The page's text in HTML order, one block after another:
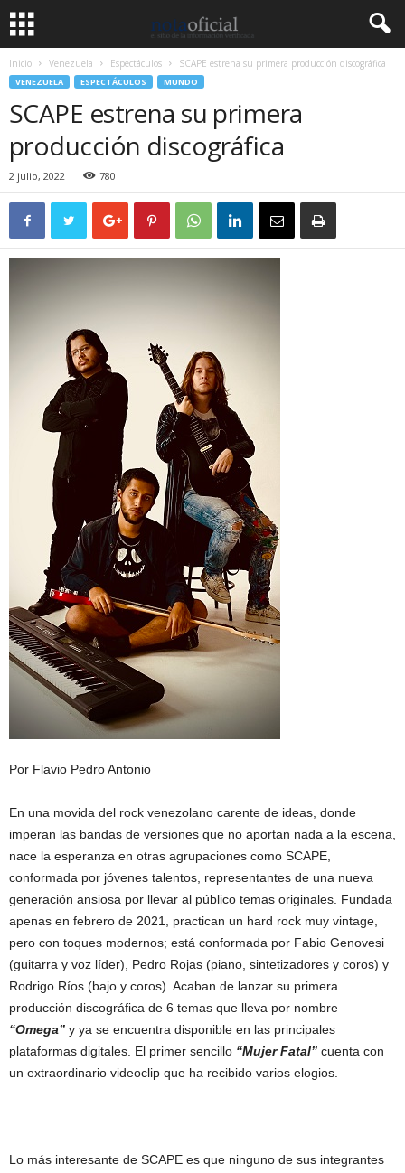
Inicio Venezuela Espectáculos SCAPE estrena su primera producción discográfica
VENEZUELA ESPECTÁCULOS MUNDO
SCAPE estrena su primera
producción discográfica
2 julio, 2022 780
Por Flavio Pedro Antonio
En una movida del rock venezolano carente de ideas, donde
imperan las bandas de versiones que no aportan nada a la escena,
nace la esperanza en otras agrupaciones como SCAPE,
conformada por jóvenes talentos, representantes de una nueva
generación ansiosa por llevar al público temas originales. Fundada
apenas en febrero de 2021, practican un hard rock muy vintage,
pero con toques modernos; está conformada por Fabio Genovesi
(guitarra y voz líder), Pedro Rojas (piano, sintetizadores y coros) y
Rodrigo Ríos (bajo y coros). Acaban de lanzar su primera
producción discográfica de 6 temas que lleva por nombre
“Omega” y ya se encuentra disponible en las principales
plataformas digitales. El primer sencillo “Mujer Fatal” cuenta con
un extraordinario videoclip que ha recibido varios elogios.
Lo más interesante de SCAPE es que ninguno de sus integrantes